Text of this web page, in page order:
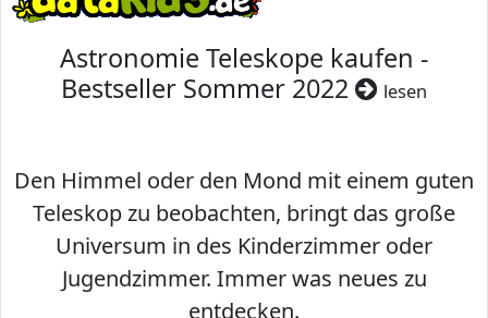
Astronomie Teleskope kaufen -
Bestseller Sommer 2022
lesen
Den Himmel oder den Mond mit einem guten
Teleskop zu beobachten, bringt das große
Universum in des Kinderzimmer oder
Jugendzimmer. Immer was neues zu
entdecken.